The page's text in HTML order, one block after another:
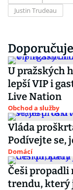
Justin Trudeau
U pražských
lepší VIP i
Live Nation
Obchod a služby
Vláda
Podívejte se,
Domácí
Češi
trendu, který